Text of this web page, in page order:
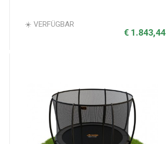
€ 1.843,44
☀️ VERFÜGBAR